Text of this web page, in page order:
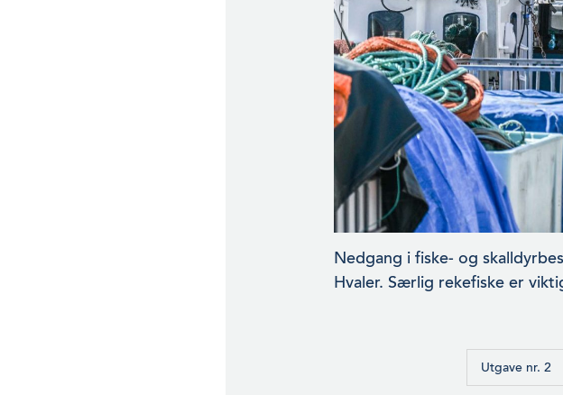
Nedgang i fiske- og
Hvaler. Særlig rekefiske er
Utgave nr. 2